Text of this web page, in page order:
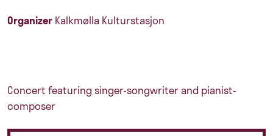
Organizer Kalkmølla Kulturstasjon
Concert featuring singer-songwriter and pianist-
composer